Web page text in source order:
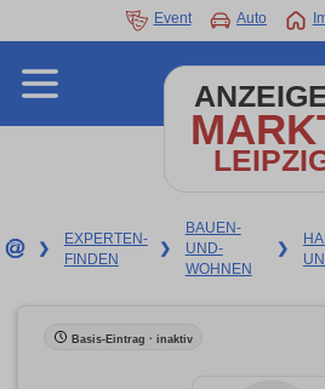
Event Auto
❯
EXPERTEN-
FINDEN
❯
BAUEN-
UND-
WOHNEN
❯
Basis-Eintrag · inaktiv